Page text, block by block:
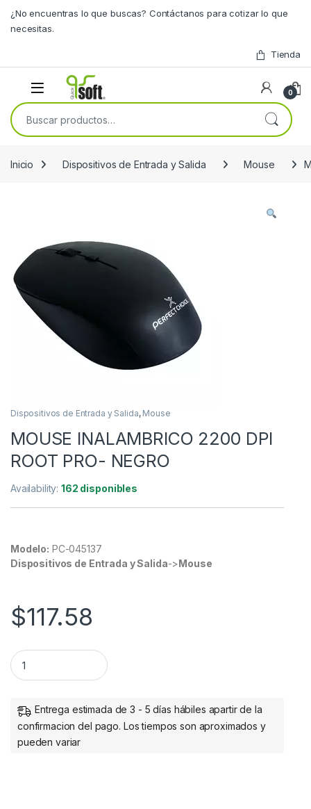
¿No encuentras lo que buscas? Contáctanos para cotizar lo que
necesitas.
Tienda
0
Buscar por:
Inicio Dispositivos de Entrada y Salida Mouse
Dispositivos de Entrada y Salida, Mouse
MOUSE INALAMBRICO 2200 DPI
ROOT PRO- NEGRO
Availability:162 disponibles
Modelo: PC-045137
Dispositivos de Entrada y Salida->Mouse
$117.58
MOUSE INALAMBRICO 2200 DPI ROOT PRO- NEGRO quantity
Entrega estimada de 3 - 5 días hábiles apartir de la
confirmacion del pago. Los tiempos son aproximados y
pueden variar